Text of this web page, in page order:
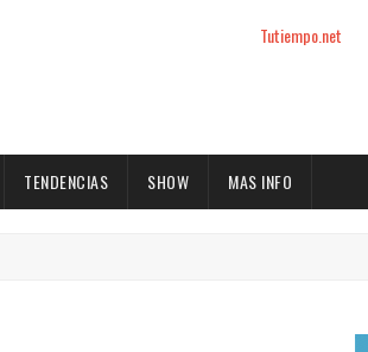
Tutiempo.net
TENDENCIAS SHOW MAS INFO